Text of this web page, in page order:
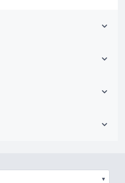
levereras med 3 års
▾